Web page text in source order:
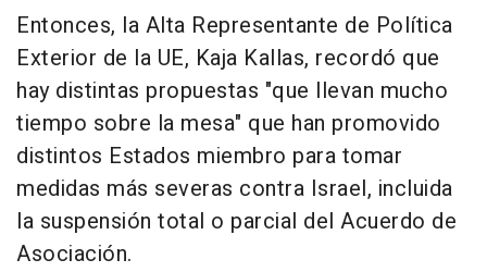
Entonces, la Alta Representante de Política
Exterior de la UE, Kaja Kallas, recordó que
hay distintas propuestas "que llevan mucho
tiempo sobre la mesa" que han promovido
distintos Estados miembro para tomar
medidas más severas contra Israel, incluida
la suspensión total o parcial del Acuerdo de
Asociación.